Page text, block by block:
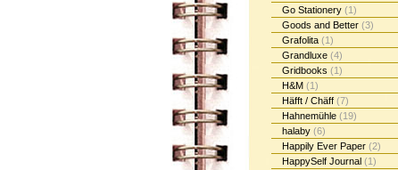
Go Stationery (1)
Goods and Better (3)
Grafolita (1)
Grandluxe (4)
Gridbooks (1)
H&M (1)
Häfft / Chäff (7)
Hahnemühle (19)
halaby (6)
Happily Ever Paper (2)
HappySelf Journal (1)